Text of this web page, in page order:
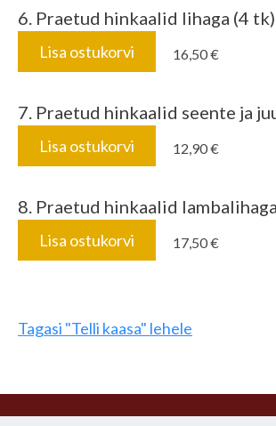
6. Praetud hinkaalid lihaga (4 tk)
Lisa ostukorvi 16,50 €
7. Praetud hinkaalid seente ja
Lisa ostukorvi 12,90 €
8. Praetud hinkaalid
Lisa ostukorvi 17,50 €
Tagasi "Telli kaasa" lehele